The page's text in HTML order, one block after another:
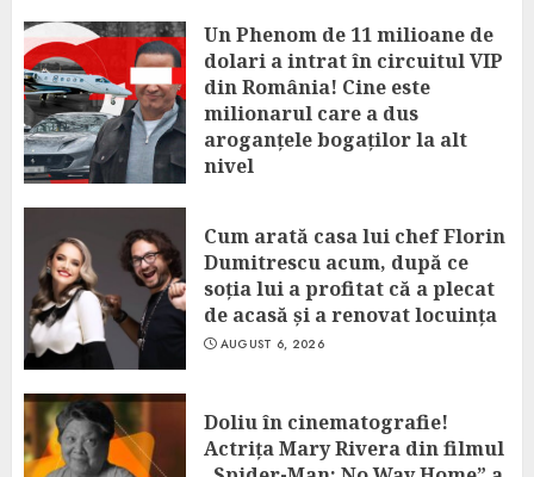
Un Phenom de 11 milioane de
dolari a intrat în circuitul VIP
din România! Cine este
milionarul care a dus
aroganțele bogaților la alt
nivel
Cum arată casa lui chef Florin
Dumitrescu acum, după ce
soția lui a profitat că a plecat
de acasă și a renovat locuința
AUGUST 6, 2026
Doliu în cinematografie!
Actrița Mary Rivera din filmul